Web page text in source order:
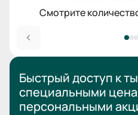
Смотрите
Быстрый доступ к
специальными
персональными